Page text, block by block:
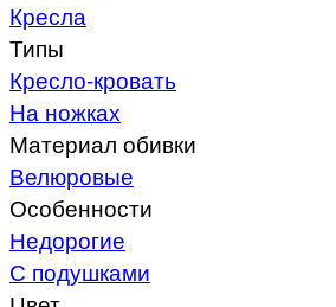
Кресла
Типы
Кресло-кровать
На ножках
Материал обивки
Велюровые
Особенности
Недорогие
С подушками